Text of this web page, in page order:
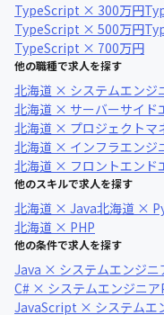
TypeScript × 300万円
TypeScript × 500万円
TypeScript × 700万円
他の職種で求人を探す
北海道 × システムエンジ
北海道 × サーバーサイド
北海道 × プロジェクトマ
北海道 × インフラエンジ
北海道 × フロントエンド
他のスキルで求人を探す
北海道 × Java北海道 ×
北海道 × PHP
他の条件で求人を探す
Java × システムエンジニ
C# × システムエンジニア
JavaScript × システムエ